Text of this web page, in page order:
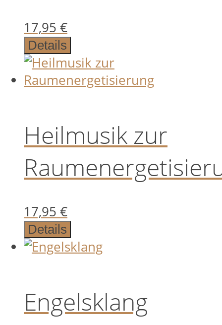
17,95 €
Details
Heilmusik zur
17,95 €
Details
Engelsklang